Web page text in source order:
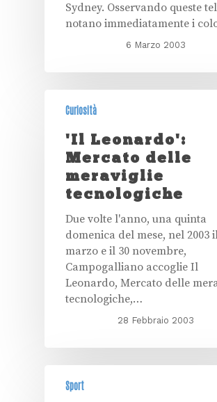
Sydney. Osservando queste
notano immediatamente i
6 Marzo 2003
Curiosità
'Il Leonardo':
Mercato delle
meraviglie
tecnologiche
Due volte l'anno, una quinta
domenica del mese, nel 2003
marzo e il 30 novembre,
Campogalliano accoglie Il
Leonardo, Mercato delle
tecnologiche,…
28 Febbraio 2003
Sport